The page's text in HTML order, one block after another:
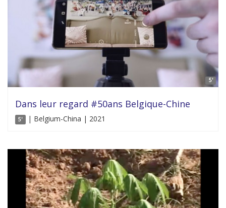
5'
Dans leur regard #50ans Belgique-Chine
5' | Belgium-China | 2021